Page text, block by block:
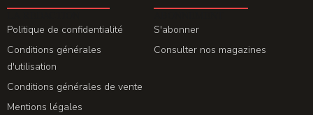
Politique de confidentialité
Conditions générales
d'utilisation
Conditions générales de vente
Mentions légales
S'abonner
Consulter nos magazines